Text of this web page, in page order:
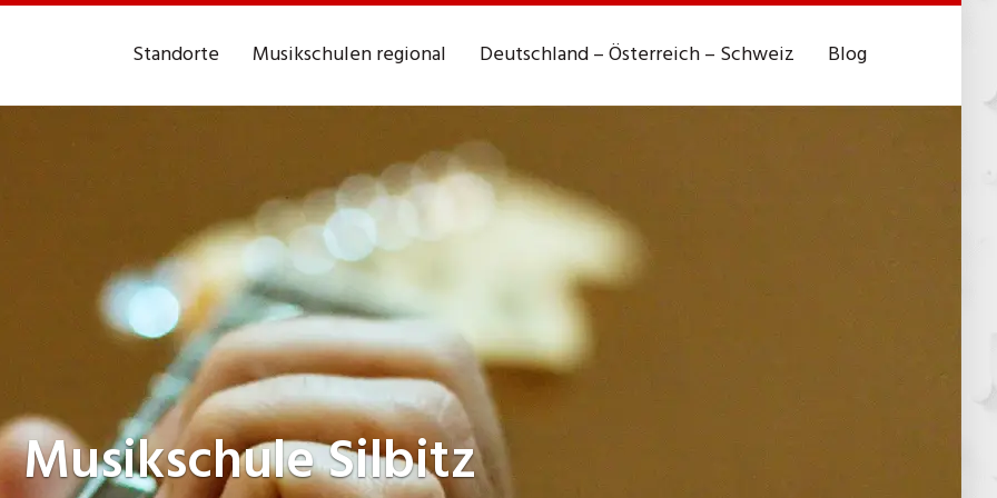
Standorte Musikschulen regional Deutschland – Österreich – Schweiz Blog
MusikschuleSilbitz